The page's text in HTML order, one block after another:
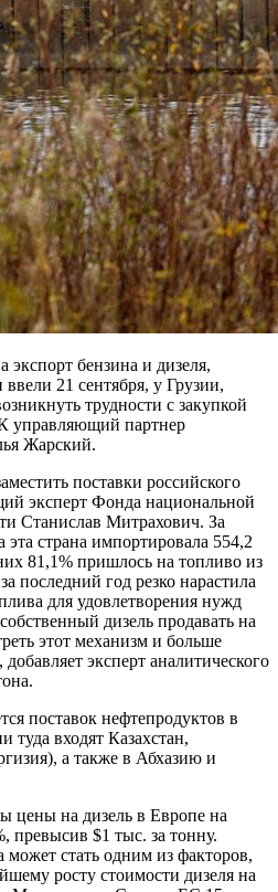
экспорт бензина и дизеля,
21 сентября, у Грузии,
трудности с закупкой
управляющий партнер
Жарский.
поставки российского
эксперт Фонда национальной
Станислав Митрахович. За
эта страна импортировала 554,2
81,1% пришлось на топливо из
последний год резко нарастила
для удовлетворения нужд
дизель продавать на
этот механизм и больше
эксперт аналитического
поставок нефтепродуктов в
входят Казахстан,
а также в Абхазию и
цены на дизель в Европе на
превысив $1 тыс. за тонну.
может стать одним из факторов,
росту стоимости дизеля на